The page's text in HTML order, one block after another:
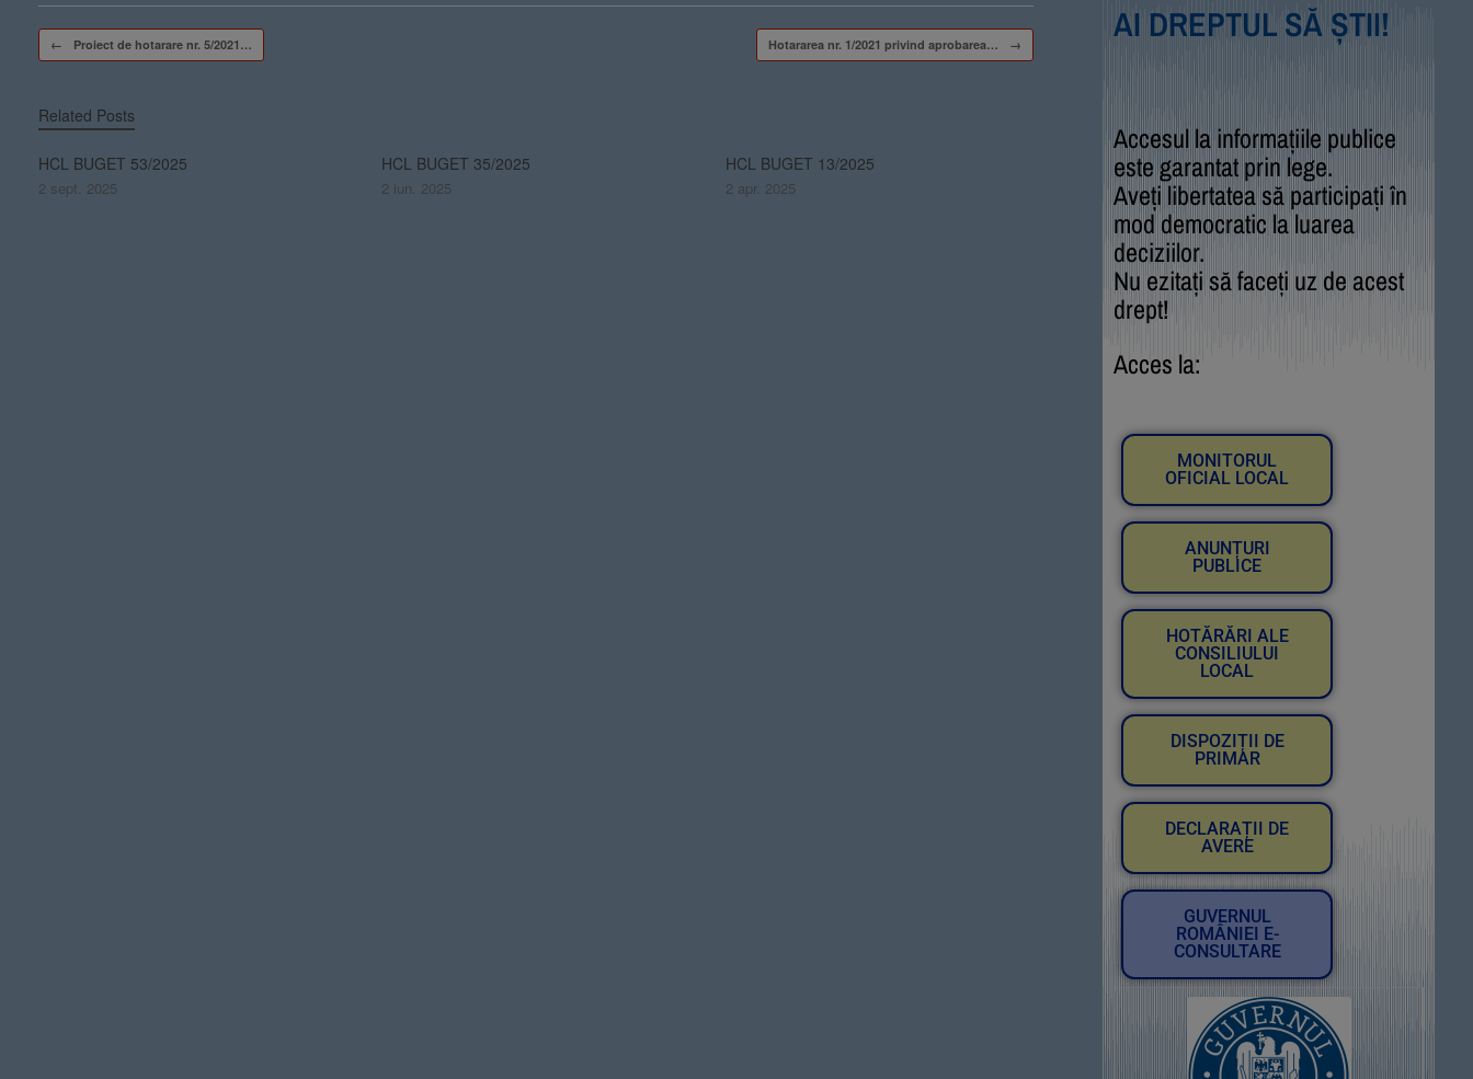
Post navigation
← Proiect de hotarare nr. 5/2021… Hotararea nr. 1/2021 privind aprobarea… →
Related Posts
HCL BUGET 53/2025
2 sept. 2025
HCL BUGET 35/2025
2 iun. 2025
HCL BUGET 13/2025
2 apr. 2025
AI DREPTUL SĂ ȘTII!
Accesul la informațiile publice
este garantat prin lege.
Aveți libertatea să participați în
mod democratic la luarea
deciziilor.
Nu ezitați să faceți uz de acest
drept!
Acces la:
MONITORUL
OFICIAL LOCAL
ANUNȚURI
PUBLICE
HOTĂRĂRI ALE
CONSILIULUI
LOCAL
DISPOZIȚII DE
PRIMAR
DECLARAȚII DE
AVERE
GUVERNUL
ROMÂNIEI E-
CONSULTARE